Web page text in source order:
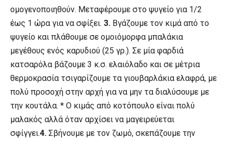
ομογενοποιηθούν. Μεταφέρουμε στο ψυγείο για 1/2
έως 1 ώρα για να σφίξει. 3. Βγάζουμε τον κιμά από το
ψυγείο και πλάθουμε σε ομοιόμορφα μπαλάκια
μεγέθους ενός καρυδιού (25 γρ.). Σε μία φαρδιά
κατσαρόλα βάζουμε 3 κ.σ. ελαιόλαδο και σε μέτρια
θερμοκρασία τσιγαρίζουμε τα γιουβαρλάκια ελαφρά, με
πολύ προσοχή στην αρχή για να μην τα διαλύσουμε με
την κουτάλα. * Ο κιμάς από κοτόπουλο είναι πολύ
μαλακός αλλά όταν αρχίσει να μαγειρεύεται
σφίγγει.4. Σβήνουμε με τον ζωμό, σκεπάζουμε την